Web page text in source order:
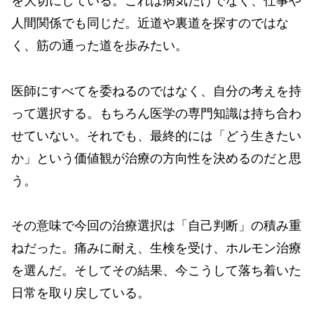
人間関係でも同じだ。近道や裏道を探すのではな
く、筋の通った道を歩みたい。
医師にすべてを委ねるのではなく、自分の考えを持
って選択する。もちろん医学の専門知識は持ち合わ
せていない。それでも、最終的には「どう生きたい
か」という価値観が治療の方向性を決めるのだと思
う。
その意味で今回の治療選択は「自己判断」の積み重
ねだった。痛みに耐え、生検を受け、ホルモン治療
を選んだ。そしてその結果、今こうして落ち着いた
日常を取り戻している。